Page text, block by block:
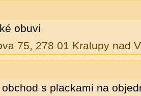
obuvi
75, 278 01 Kralupy nad
s plackami na